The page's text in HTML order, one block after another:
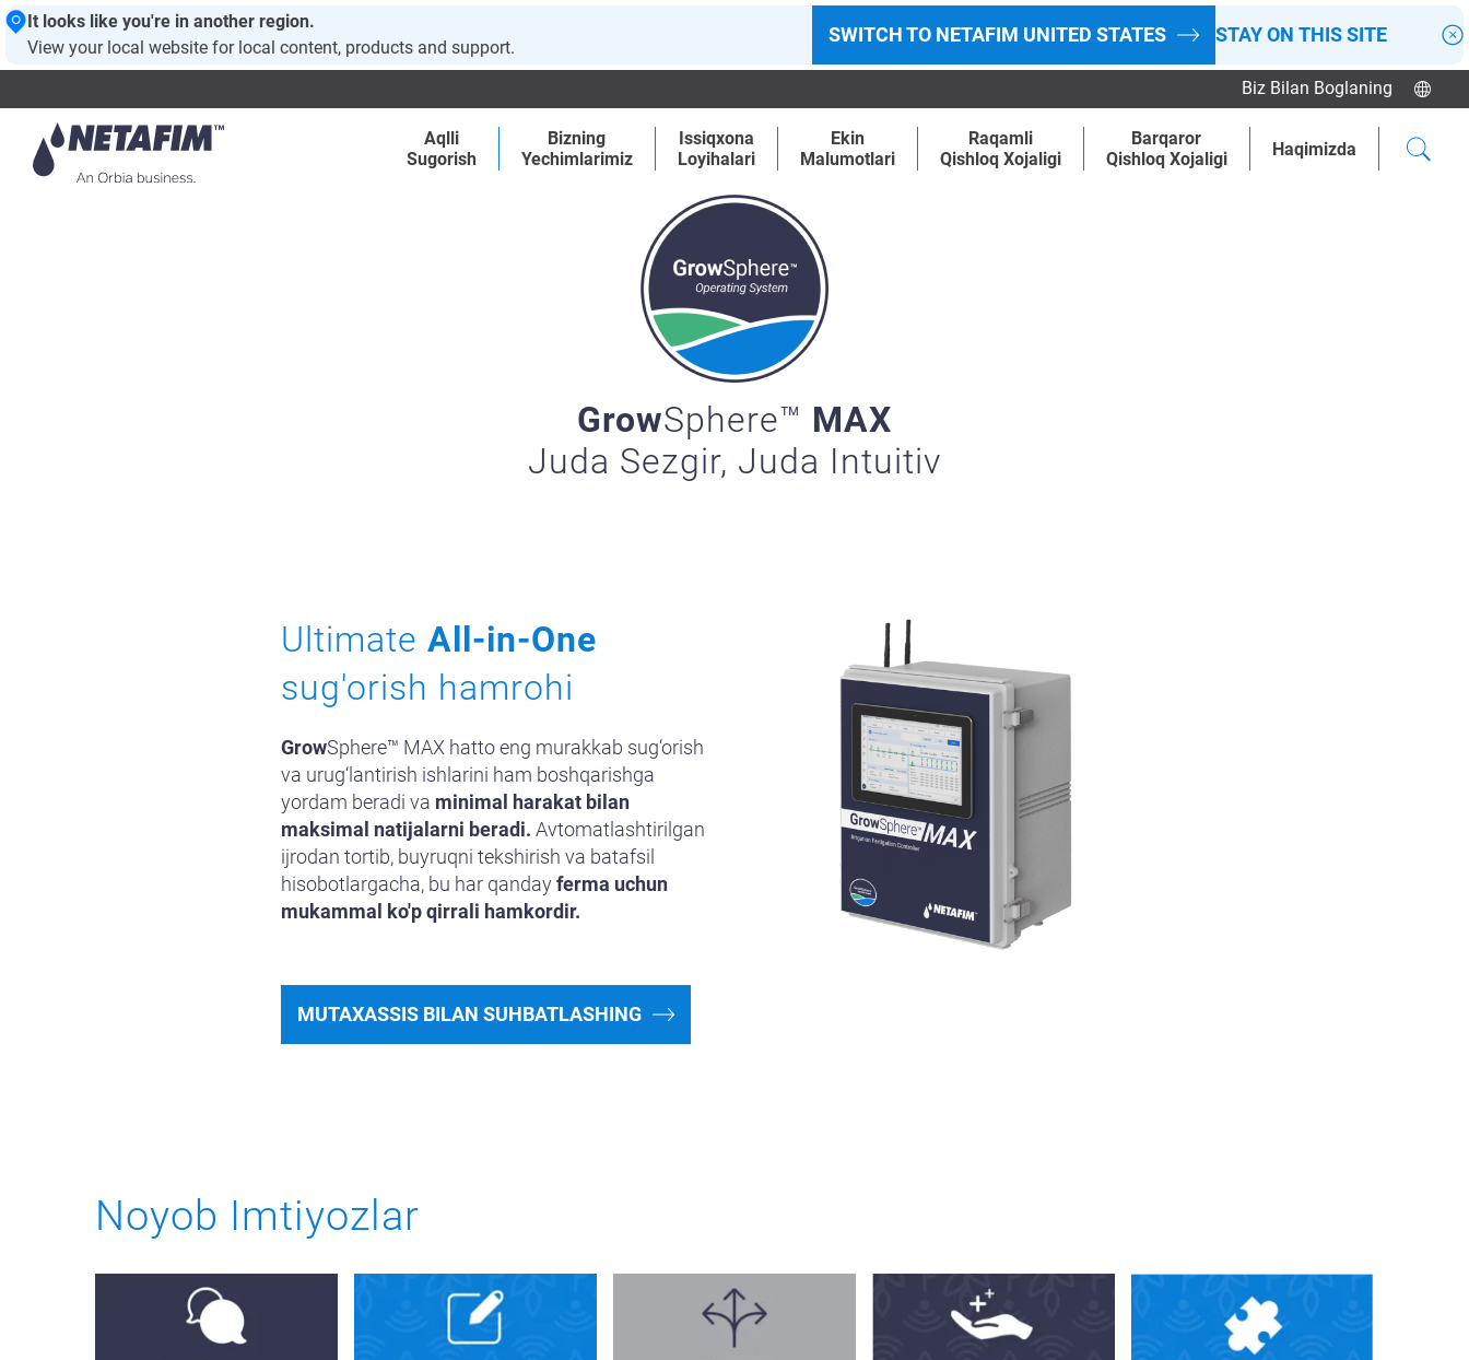
It looks like you're in another region.
View your local website for local content, products and support.
SWITCH TO NETAFIM UNITED STATES STAY ON THIS SITE
Aqlli
Sugorish
Bizning
Yechimlarimiz
Issiqxona
Loyihalari
Ekin
Malumotlari
Raqamli
Qishloq Xojaligi
Barqaror
Qishloq Xojaligi
Haqimizda
Biz Bilan Boglaning
GrowSphere™ MAX
Juda Sezgir, Juda Intuitiv
Ultimate All-in-One
sug'orish hamrohi
GrowSphere™ MAX hatto eng murakkab sug‘orish
va urug‘lantirish ishlarini ham boshqarishga
yordam beradi va minimal harakat bilan
maksimal natijalarni beradi. Avtomatlashtirilgan
ijrodan tortib, buyruqni tekshirish va batafsil
hisobotlargacha, bu har qandayferma uchun
mukammal ko'p qirrali hamkordir.
MUTAXASSIS BILAN SUHBATLASHING
Noyob Imtiyozlar